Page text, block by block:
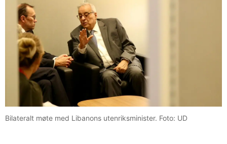
Bilateralt møte med Libanons utenriksminister. Foto: UD